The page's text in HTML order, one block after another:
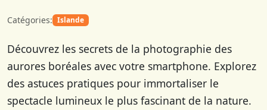
Catégories: Islande
Découvrez les secrets de la photographie des
aurores boréales avec votre smartphone. Explorez
des astuces pratiques pour immortaliser le
spectacle lumineux le plus fascinant de la nature.